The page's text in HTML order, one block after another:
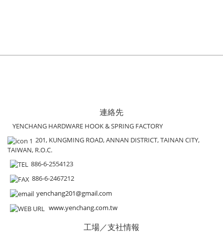
連絡先
YENCHANG HARDWARE HOOK & SPRING FACTORY
201, KUNGMING ROAD, ANNAN DISTRICT, TAINAN CITY,
TAIWAN, R.O.C.
886-6-2554123
886-6-2467212
yenchang201@gmail.com
www.yenchang.com.tw
工場／支社情報